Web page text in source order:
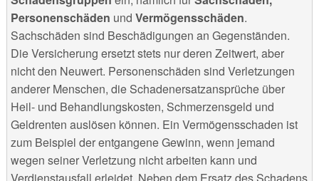
Personenschäden und Vermögensschäden.
Sachschäden sind Beschädigungen an Gegenständen.
Die Versicherung ersetzt stets nur deren Zeitwert, aber
nicht den Neuwert. Personenschäden sind Verletzungen
anderer Menschen, die Schadenersatzansprüche über
Heil- und Behandlungskosten, Schmerzensgeld und
Geldrenten auslösen können. Ein Vermögensschaden ist
zum Beispiel der entgangene Gewinn, wenn jemand
wegen seiner Verletzung nicht arbeiten kann und
Verdienstausfall erleidet. Neben dem Ersatz des Schadens